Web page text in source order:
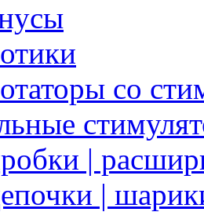
со
|
|